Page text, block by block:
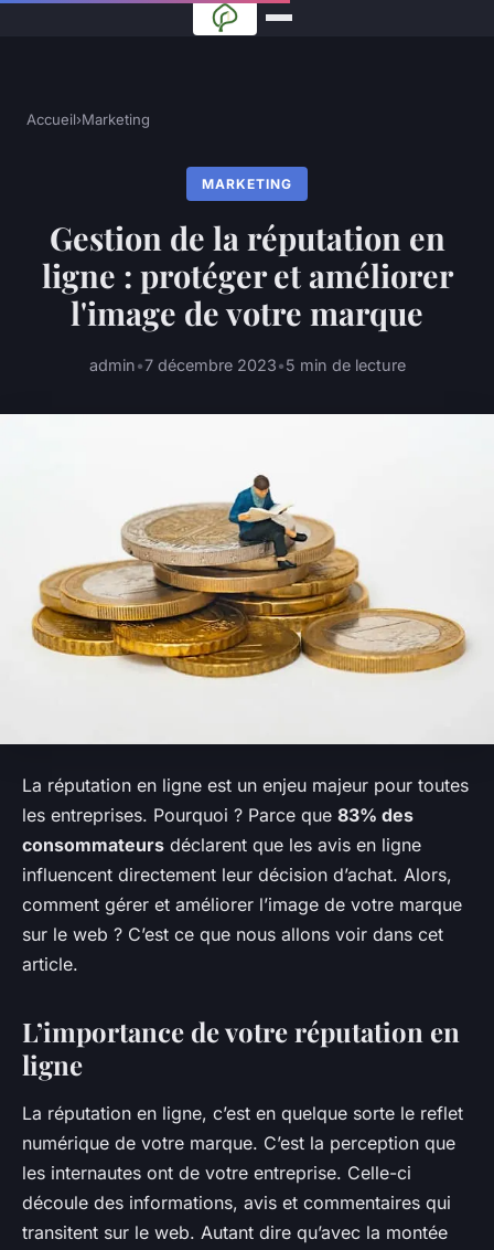
Accueil›Marketing
MARKETING
Gestion de la réputation en
ligne : protéger et améliorer
l'image de votre marque
admin•7 décembre 2023•5 min de lecture
La réputation en ligne est un enjeu majeur pour toutes
les entreprises. Pourquoi ? Parce que 83% des
consommateurs déclarent que les avis en ligne
influencent directement leur décision d’achat. Alors,
comment gérer et améliorer l’image de votre marque
sur le web ? C’est ce que nous allons voir dans cet
article.
L’importance de votre réputation en
ligne
La réputation en ligne, c’est en quelque sorte le reflet
numérique de votre marque. C’est la perception que
les internautes ont de votre entreprise. Celle-ci
découle des informations, avis et commentaires qui
transitent sur le web. Autant dire qu’avec la montée